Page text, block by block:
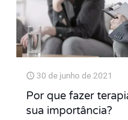
30 de junho de 2021
Por que fazer
sua importância?